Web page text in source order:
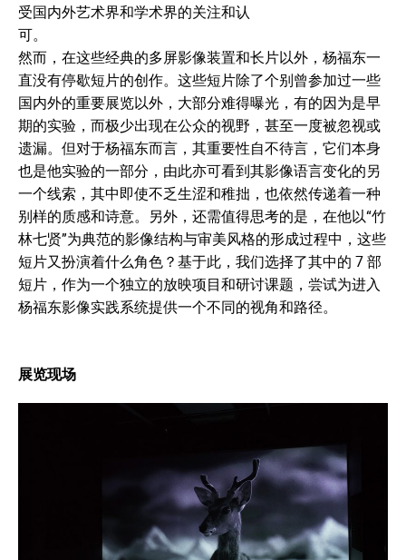
受国内外艺术界和学术界的关注和认
可。
然而，在这些经典的多屏影像装置和长片以外，杨福东一
直没有停歇短片的创作。这些短片除了个别曾参加过一些
国内外的重要展览以外，大部分难得曝光，有的因为是早
期的实验，而极少出现在公众的视野，甚至一度被忽视或
遗漏。但对于杨福东而言，其重要性自不待言，它们本身
也是他实验的一部分，由此亦可看到其影像语言变化的另
一个线索，其中即使不乏生涩和稚拙，也依然传递着一种
别样的质感和诗意。另外，还需值得思考的是，在他以“竹
林七贤”为典范的影像结构与审美风格的形成过程中，这些
短片又扮演着什么角色？基于此，我们选择了其中的 7 部
短片，作为一个独立的放映项目和研讨课题，尝试为进入
杨福东影像实践系统提供一个不同的视角和路径。
展览现场